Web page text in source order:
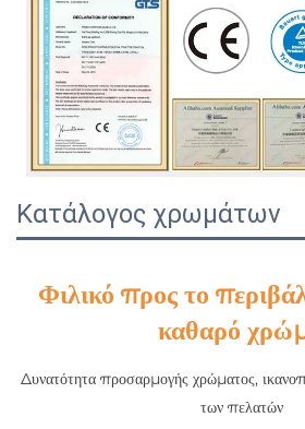
Κατάλογος χρωμάτων
Φιλικό προς το
καθαρό
Δυνατότητα προσαρμογής χρώματος,
των πελατών